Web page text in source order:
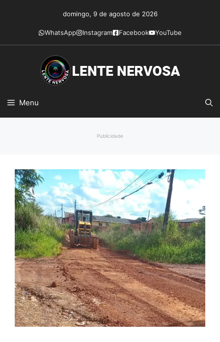
conteúdo
domingo, 9 de agosto de 2026
WhatsApp Instagram Facebook YouTube
Menu
Publicidade